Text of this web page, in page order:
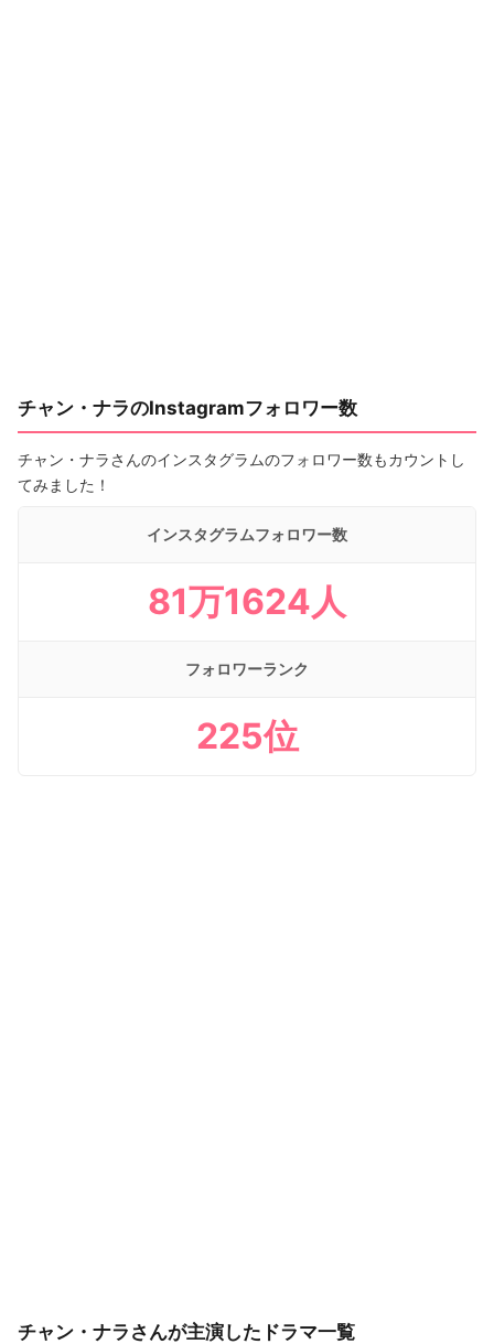
チャン・ナラのInstagramフォロワー数
チャン・ナラさんのインスタグラムのフォロワー数もカウントし
てみました！
インスタグラムフォロワー数
81万1624人
フォロワーランク
225位
チャン・ナラさんが主演したドラマ一覧